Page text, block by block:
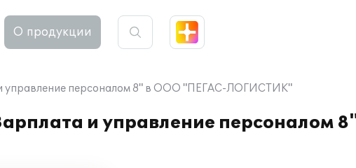
О продукции
и управление персоналом 8" в ООО "ПЕГАС-ЛОГИСТИК"
и управление персоналом